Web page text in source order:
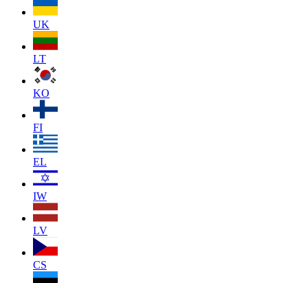
UK
LT
KO
FI
EL
IW
LV
CS